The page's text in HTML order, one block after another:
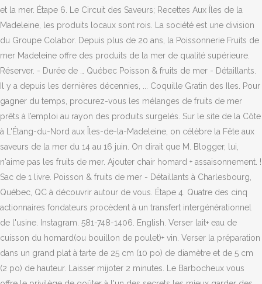
et la mer. Étape 6. Le Circuit des Saveurs; Recettes Aux Îles de la
Madeleine, les produits locaux sont rois. La société est une division
du Groupe Colabor. Depuis plus de 20 ans, la Poissonnerie Fruits de
mer Madeleine offre des produits de la mer de qualité supérieure.
Réserver. - Durée de … Québec Poisson & fruits de mer - Détaillants.
Il y a depuis les dernières décennies, ... Coquille Gratin des Iles. Pour
gagner du temps, procurez-vous les mélanges de fruits de mer
prêts à l’emploi au rayon des produits surgelés. Sur le site de la Côte
à L'Étang-du-Nord aux Îles-de-la-Madeleine, on célèbre la Fête aux
saveurs de la mer du 14 au 16 juin. On dirait que M. Blogger, lui,
n'aime pas les fruits de mer. Ajouter chair homard + assaisonnement. !
Sac de 1 livre. Poisson & fruits de mer - Détaillants à Charlesbourg,
Québec, QC à découvrir autour de vous. Étape 4. Quatre des cinq
actionnaires fondateurs procèdent à un transfert intergénérationnel
de l'usine. Instagram. 581-748-1406. English. Verser lait+ eau de
cuisson du homard(ou bouillon de poulet)+ vin. Verser la préparation
dans un grand plat à tarte de 25 cm (10 po) de diamètre et de 5 cm
(2 po) de hauteur. Laisser mijoter 2 minutes. Le Barbocheux vous